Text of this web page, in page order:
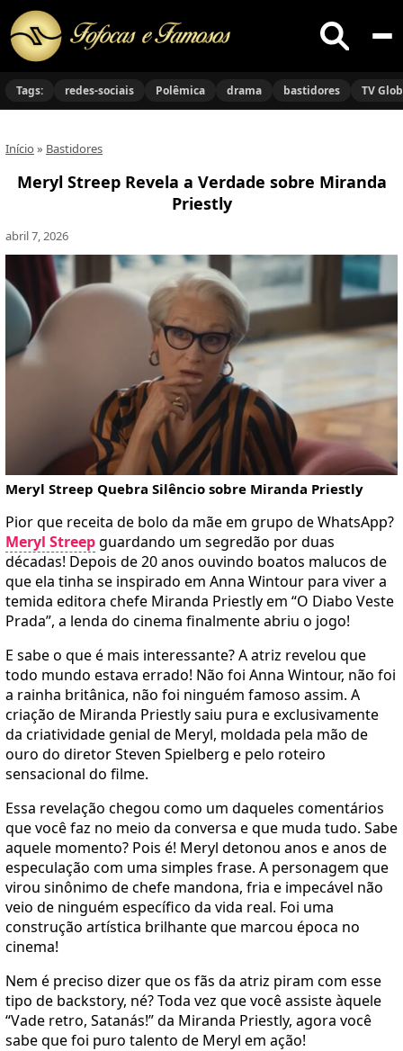
Buscar
no
Tags: redes-sociais Polêmica drama bastidores TV
Início » Bastidores
Meryl Streep Revela a Verdade sobre Miranda
Priestly
abril 7, 2026
Meryl Streep Quebra Silêncio sobre Miranda Priestly
Pior que receita de bolo da mãe em grupo de WhatsApp?
Meryl Streepguardando um segredão por duas
décadas! Depois de 20 anos ouvindo boatos malucos de
que ela tinha se inspirado em Anna Wintour para viver a
temida editora chefe Miranda Priestly em “O Diabo Veste
Prada”, a lenda do cinema finalmente abriu o jogo!
E sabe o que é mais interessante? A atriz revelou que
todo mundo estava errado! Não foi Anna Wintour, não foi
a rainha britânica, não foi ninguém famoso assim. A
criação de Miranda Priestly saiu pura e exclusivamente
da criatividade genial de Meryl, moldada pela mão de
ouro do diretor Steven Spielberg e pelo roteiro
sensacional do filme.
Essa revelação chegou como um daqueles comentários
que você faz no meio da conversa e que muda tudo. Sabe
aquele momento? Pois é! Meryl detonou anos e anos de
especulação com uma simples frase. A personagem que
virou sinônimo de chefe mandona, fria e impecável não
veio de ninguém específico da vida real. Foi uma
construção artística brilhante que marcou época no
cinema!
Nem é preciso dizer que os fãs da atriz piram com esse
tipo de backstory, né? Toda vez que você assiste àquele
“Vade retro, Satanás!” da Miranda Priestly, agora você
sabe que foi puro talento de Meryl em ação!